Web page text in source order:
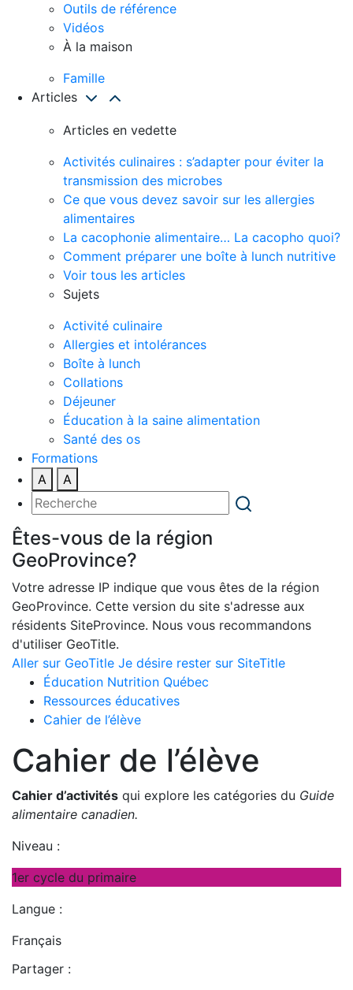
Outils de référence
Vidéos
À la maison
Famille
Articles
Articles en vedette
Activités culinaires : s’adapter pour éviter la
transmission des microbes
Ce que vous devez savoir sur les allergies
alimentaires
La cacophonie alimentaire… La cacopho quoi?
Comment préparer une boîte à lunch nutritive
Voir tous les articles
Sujets
Activité culinaire
Allergies et intolérances
Boîte à lunch
Collations
Déjeuner
Éducation à la saine alimentation
Santé des os
Formations
A
A
Êtes-vous de la région
GeoProvince?
Votre adresse IP indique que vous êtes de la région
GeoProvince. Cette version du site s'adresse aux
résidents SiteProvince. Nous vous recommandons
d'utiliser GeoTitle.
Aller sur GeoTitle Je désire rester sur SiteTitle
Éducation Nutrition Québec
Ressources éducatives
Cahier de l’élève
Cahier de l’élève
Cahier d’activités qui explore les catégories du Guide
alimentaire canadien.
Niveau :
1er cycle du primaire
Langue :
Français
Partager :